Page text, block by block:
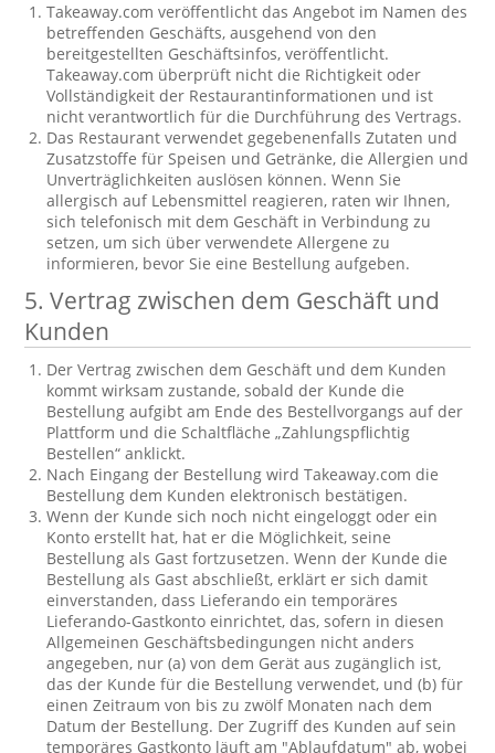
Takeaway.com veröffentlicht das Angebot im Namen des
betreffenden Geschäfts, ausgehend von den
bereitgestellten Geschäftsinfos, veröffentlicht.
Takeaway.com überprüft nicht die Richtigkeit oder
Vollständigkeit der Restaurantinformationen und ist
nicht verantwortlich für die Durchführung des Vertrags.
Das Restaurant verwendet gegebenenfalls Zutaten und
Zusatzstoffe für Speisen und Getränke, die Allergien und
Unverträglichkeiten auslösen können. Wenn Sie
allergisch auf Lebensmittel reagieren, raten wir Ihnen,
sich telefonisch mit dem Geschäft in Verbindung zu
setzen, um sich über verwendete Allergene zu
informieren, bevor Sie eine Bestellung aufgeben.
5. Vertrag zwischen dem Geschäft und
Kunden
Der Vertrag zwischen dem Geschäft und dem Kunden
kommt wirksam zustande, sobald der Kunde die
Bestellung aufgibt am Ende des Bestellvorgangs auf der
Plattform und die Schaltfläche „Zahlungspflichtig
Bestellen“ anklickt.
Nach Eingang der Bestellung wird Takeaway.com die
Bestellung dem Kunden elektronisch bestätigen.
Wenn der Kunde sich noch nicht eingeloggt oder ein
Konto erstellt hat, hat er die Möglichkeit, seine
Bestellung als Gast fortzusetzen. Wenn der Kunde die
Bestellung als Gast abschließt, erklärt er sich damit
einverstanden, dass Lieferando ein temporäres
Lieferando-Gastkonto einrichtet, das, sofern in diesen
Allgemeinen Geschäftsbedingungen nicht anders
angegeben, nur (a) von dem Gerät aus zugänglich ist,
das der Kunde für die Bestellung verwendet, und (b) für
einen Zeitraum von bis zu zwölf Monaten nach dem
Datum der Bestellung. Der Zugriff des Kunden auf sein
temporäres Gastkonto läuft am "Ablaufdatum" ab, wobei